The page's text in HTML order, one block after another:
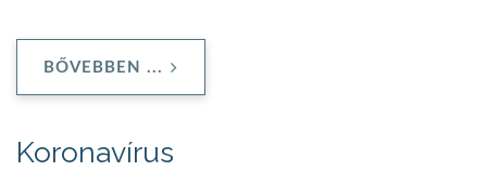
BŐVEBBEN ...
Koronavírus